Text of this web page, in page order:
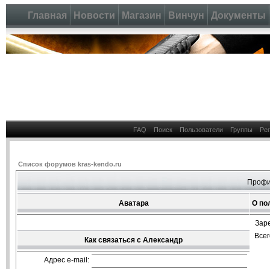
Главная Новости Магазин Винчун Документы
FAQ Поиск Пользователи Группы
Список форумов kras-kendo.ru
Аватара О
Как связаться с Александр
Адрес e-mail: